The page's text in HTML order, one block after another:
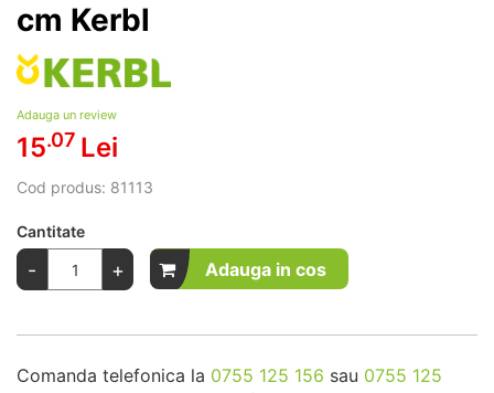
cm Kerbl
Adauga un review
15.07 Lei
Cod produs: 81113
Cantitate
- + Adauga in cos
Comanda telefonica la 0755 125 156 sau 0755 125